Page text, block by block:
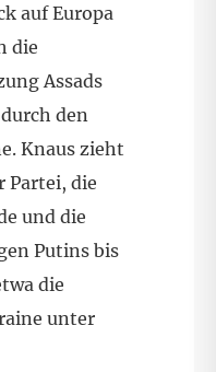
auf Europa
die
Assads
den
Knaus zieht
Partei, die
und die
Putins bis
die
unter